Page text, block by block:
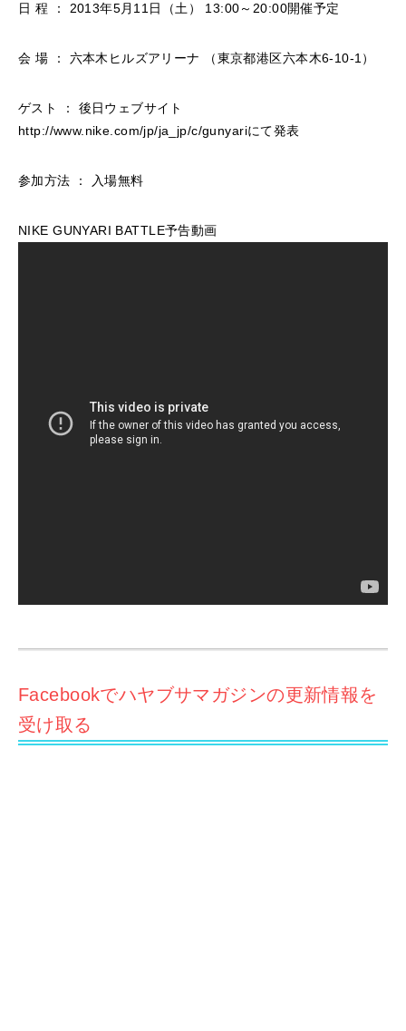
日 程 ： 2013年5月11日（土） 13:00～20:00開催予定
会 場 ： 六本木ヒルズアリーナ （東京都港区六本木6-10-1）
ゲスト ： 後日ウェブサイト
http://www.nike.com/jp/ja_jp/c/gunyariにて発表
参加方法 ： 入場無料
NIKE GUNYARI BATTLE予告動画
Facebookでハヤブサマガジンの更新情報を
受け取る